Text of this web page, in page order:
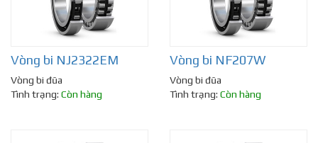
Vòng bi NJ2322EM
Vòng bi đũa
Tình trạng: Còn hàng
Vòng bi NF207W
Vòng bi đũa
Tình trạng: Còn hàng